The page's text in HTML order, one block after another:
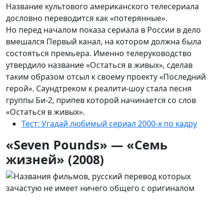
Название культового американского телесериала
дословно переводится как «потерянные».
Но перед началом показа сериала в России в дело
вмешался Первый канал, на котором должна была
состояться премьера. Именно телеруководство
утвердило название «Остаться в живых», сделав
таким образом отсыл к своему проекту «Последний
герой». Саундтреком к реалити-шоу стала песня
группы Би-2, припев которой начинается со слов
«Остаться в живых».
Тест: Угадай любимый сериал 2000-х по кадру
«Seven Pounds» — «Семь
жизней» (2008)